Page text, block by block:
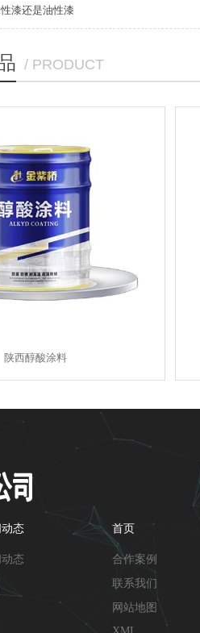
漆还是油性漆
/ PRODUCT
陕西醇酸涂料
态
态
首页
合作案例
联系我们
网站地图